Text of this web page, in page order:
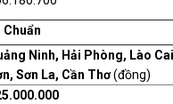
Chuẩn
Ninh, Hải Phòng, Lào
Sơn La, Cần Thơ(đồng)